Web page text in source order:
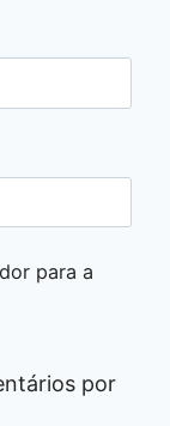
para a
por